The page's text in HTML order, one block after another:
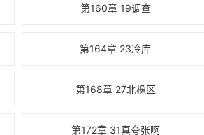
第160章 19调查
第164章 23冷库
第168章 27北橡区
第172章 31真夸张啊